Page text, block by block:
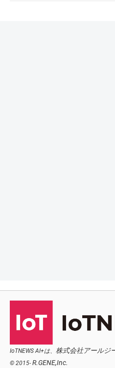
IoTNEWS AI+は、 株式会社アールジ
© 2015- R.GENE,Inc.